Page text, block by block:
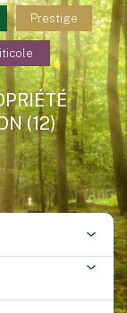
Prestige
(12)